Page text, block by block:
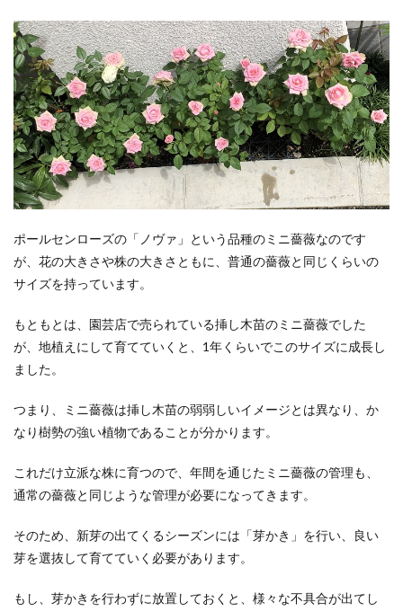
ポールセンローズの「ノヴァ」という品種のミニ薔薇なのです
が、花の大きさや株の大きさともに、普通の薔薇と同じくらいの
サイズを持っています。
もともとは、園芸店で売られている挿し木苗のミニ薔薇でした
が、地植えにして育てていくと、1年くらいでこのサイズに成長し
ました。
つまり、ミニ薔薇は挿し木苗の弱弱しいイメージとは異なり、か
なり樹勢の強い植物であることが分かります。
これだけ立派な株に育つので、年間を通じたミニ薔薇の管理も、
通常の薔薇と同じような管理が必要になってきます。
そのため、新芽の出てくるシーズンには「芽かき」を行い、良い
芽を選抜して育てていく必要があります。
もし、芽かきを行わずに放置しておくと、様々な不具合が出てし